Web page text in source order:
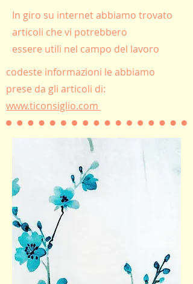
In giro su internet abbiamo trovato
articoli che vi potrebbero
essere utili nel campo del lavoro
codeste informazioni le abbiamo
prese da gli articoli di:
www.ticonsiglio.com